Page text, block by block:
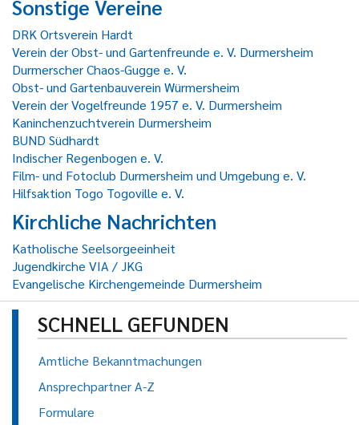
Sonstige Vereine
DRK Ortsverein Hardt
Verein der Obst- und Gartenfreunde e. V. Durmersheim
Durmerscher Chaos-Gugge e. V.
Obst- und Gartenbauverein Würmersheim
Verein der Vogelfreunde 1957 e. V. Durmersheim
Kaninchenzuchtverein Durmersheim
BUND Südhardt
Indischer Regenbogen e. V.
Film- und Fotoclub Durmersheim und Umgebung e. V.
Hilfsaktion Togo Togoville e. V.
Kirchliche Nachrichten
Katholische Seelsorgeeinheit
Jugendkirche VIA / JKG
Evangelische Kirchengemeinde Durmersheim
SCHNELL GEFUNDEN
Amtliche Bekanntmachungen
Ansprechpartner A-Z
Formulare